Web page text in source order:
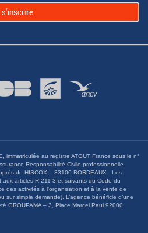
s’inscrire
immatriculée au registre ATOUT France sous le n°
Responsabilité Civile professionnelle
de HISCOX – 33100 BORDEAUX - Les
articles R.211-3 et suivants du Code du
des activités à l’organisation et à la vente de
sur simple demande). L’agence bénéficie d’une
GROUPAMA – 3, Place Marcel Paul 92000